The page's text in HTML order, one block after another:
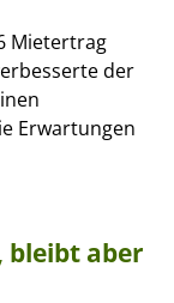
Mietertrag
der
Erwartungen
bleibt aber